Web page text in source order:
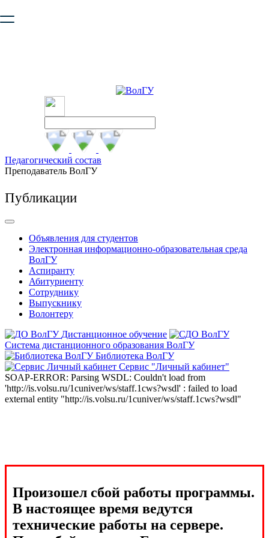
безопасную работу с сайтом. Пожалуйста
Педагогический состав
Преподаватель ВолГУ
Публикации
Объявления для студентов
Электронная информационно-образовательная среда
ВолГУ
Аспиранту
Абитуриенту
Сотруднику
Выпускнику
Волонтеру
Дистанционное обучение
Система дистанционного образования ВолГУ
Библиотека ВолГУ
Сервис "Личный кабинет"
SOAP-ERROR: Parsing WSDL: Couldn't load from
'http://is.volsu.ru/1cuniver/ws/staff.1cws?wsdl' : failed to load
external entity "http://is.volsu.ru/1cuniver/ws/staff.1cws?wsdl"
Произошел сбой работы программы.
В настоящее время ведутся
технические работы на сервере.